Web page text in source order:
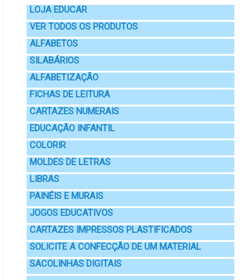
LOJA EDUCAR
VER TODOS OS PRODUTOS
ALFABETOS
SILABÁRIOS
ALFABETIZAÇÃO
FICHAS DE LEITURA
CARTAZES NUMERAIS
EDUCAÇÃO INFANTIL
COLORIR
MOLDES DE LETRAS
LIBRAS
PAINÉIS E MURAIS
JOGOS EDUCATIVOS
CARTAZES IMPRESSOS PLASTIFICADOS
SOLICITE A CONFECÇÃO DE UM MATERIAL
SACOLINHAS DIGITAIS